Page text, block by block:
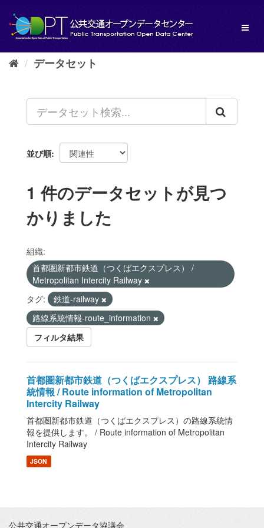
し
データセット
並び順
1 件のデータセットが見つ
かりました
組織:
首都圏新都市鉄道（つくばエクスプレス） /
Metropolitan Intercity Railway
タグ:
鉄道-railway
路線系統情報-route_information
フィルタ結果
首都圏新都市鉄道（つくばエクスプレス） 路線系
統情報 / Route information of Metropolitan
Intercity Railway
首都圏新都市鉄道（つくばエクスプレス）の路線系統情
報を提供します。 / Route information of Metropolitan
Intercity Railway
JSON
公共交通オープンデータ協議会